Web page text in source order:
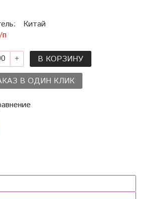
Китай
п
В КОРЗИНУ
В ОДИН КЛИК